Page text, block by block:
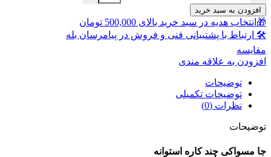
افزودن به سبد خرید
🎁انتخاب هدیه در سبد خرید بالای 500,000 تومان
🛠 ارتباط با پشتیبانی فنی و فروش در پیامرسان بله
مقايسه
افزودن به علاقه مندی
توضیحات
توضیحات تکمیلی
نظرات (0)
توضیحات
جا مسواکی چند کاره استوانه